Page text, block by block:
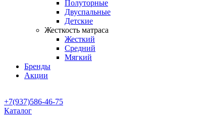
Полуторные
Двуспальные
Детские
Жесткость матраса
Жесткий
Средний
Мягкий
Бренды
Акции
+7(937)586-46-75
Каталог